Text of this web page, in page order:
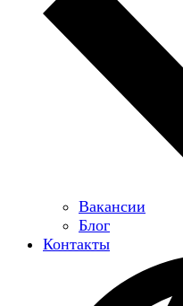
Вакансии
Блог
Контакты